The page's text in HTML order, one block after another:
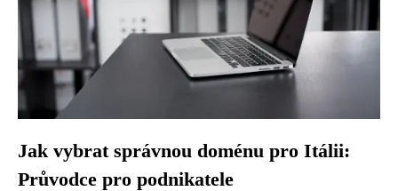
Jak vybrat správnou doménu pro Itálii:
Průvodce pro podnikatele